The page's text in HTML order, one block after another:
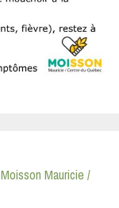
Mauricie /